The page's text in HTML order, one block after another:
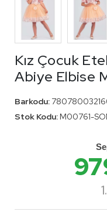
Kız Çocuk
Abiye Elbise
Barkodu:
Stok Kodu: M00761-